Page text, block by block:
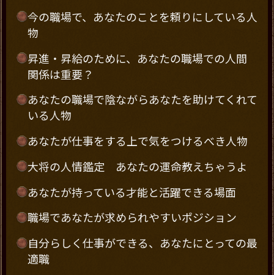
今の職場で、あなたのことを頼りにしている人
物
昇進・昇給のために、あなたの職場での人間
関係は重要？
あなたの職場で陰ながらあなたを助けてくれて
いる人物
あなたが仕事をする上で気をつけるべき人物
大将の人情鑑定 あなたの運命教えちゃうよ
あなたが持っている才能と活躍できる場面
職場であなたが求められやすいポジション
自分らしく仕事ができる、あなたにとっての最
適職